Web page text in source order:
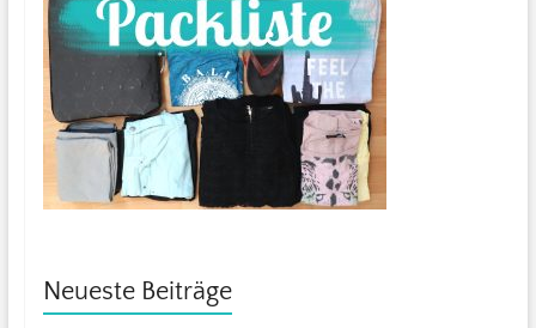
Neueste Beiträge